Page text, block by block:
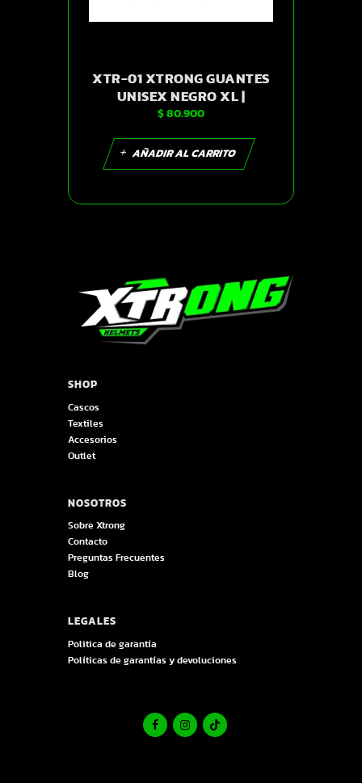
XTR-01 XTRONG GUANTES
UNISEX NEGRO XL |
SKU6808
$ 80.900
AÑADIR AL CARRITO
SHOP
Cascos
Textiles
Accesorios
Outlet
NOSOTROS
Sobre Xtrong
Contacto
Preguntas Frecuentes
Blog
LEGALES
Politica de garantía
Políticas de garantías y devoluciones